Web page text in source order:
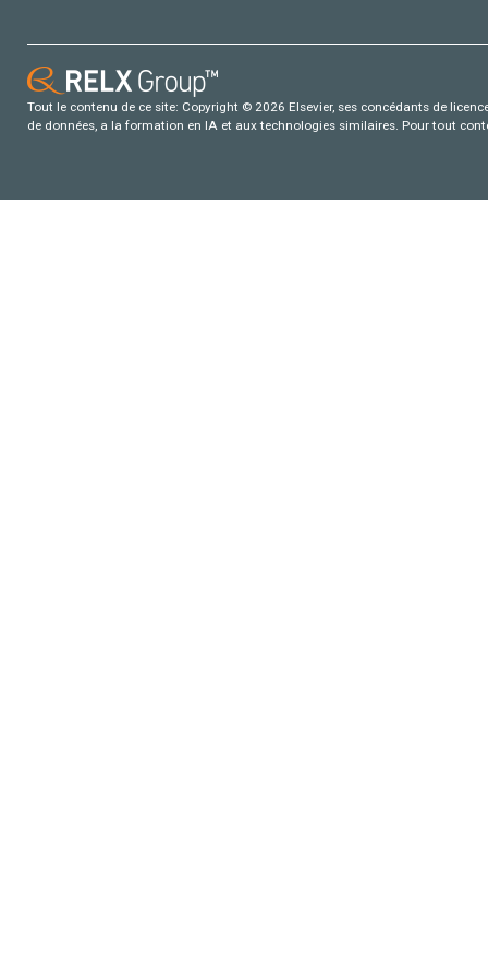
Tout le contenu de ce site: Copyright © 2026 Elsevier, ses concédants de
de données, a la formation en IA et aux technologies similaires. Pour tout